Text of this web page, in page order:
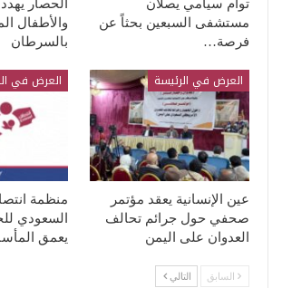
توأم سيامي يصلان
مستشفى السبعين بحثاً عن
فرصة…
الحصار
والأطفال
بالسرطان
العرض في الرئيسة
عين الإنسانية يعقد مؤتمر
صحفي حول جرائم تحالف
العدوان على اليمن
العرض في
منظمة
السعودي
يعمق
السابق التالي